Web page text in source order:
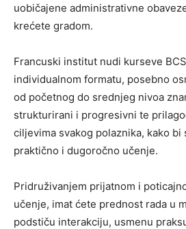
uobičajene administrativne
krećete gradom.
Francuski institut nudi kurseve
individualnom formatu, posebno
od početnog do srednjeg nivoa
strukturirani i progresivni te
ciljevima svakog polaznika, kako
praktično i dugoročno učenje.
Pridruživanjem prijatnom i
učenje, imat ćete prednost rada u
podstiču interakciju, usmenu